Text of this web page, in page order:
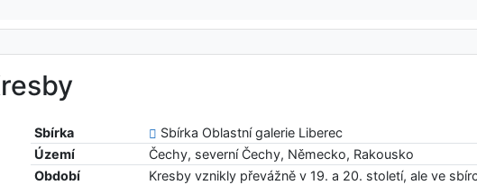
Sbírka
Sbírka Oblastní galerie Liberec
Území
Čechy, severní Čechy, Německo, Rakousko
Období
Kresby vznikly převážně v 19. a 20. století, ale ve